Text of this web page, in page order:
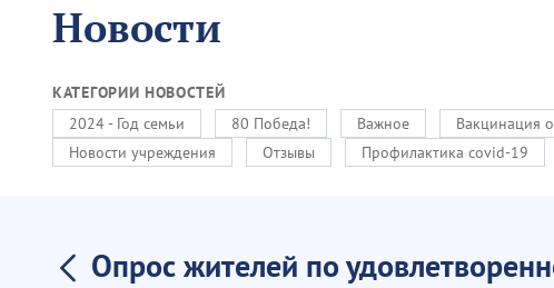
Новости
КАТЕГОРИИ НОВОСТЕЙ
2024 - Год семьи
80 Победа! Важное Вакцинация
Новости учреждения
Отзывы Профилактика covid-19
Опрос жителей по